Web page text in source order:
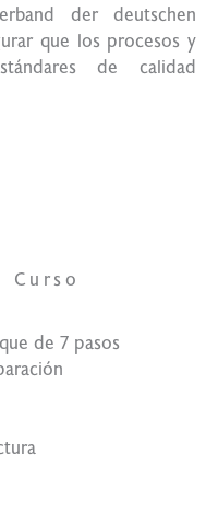
der deutschen
que los procesos y
de calidad
Curso
de 7 pasos